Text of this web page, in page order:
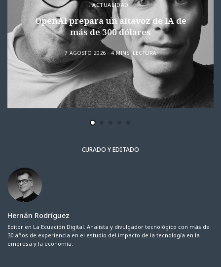
ACTUALIDAD
OpenAI prepara un altavoz de IA de
más de 300 dólares
7 AGOSTO 2026 4 MINS. LECTURA
CURADO Y EDITADO
Hernán Rodríguez
Editor en La Ecuación Digital. Analista y divulgador tecnológico con más de
30 años de experiencia en el estudio del impacto de la tecnología en la
empresa y la economía.